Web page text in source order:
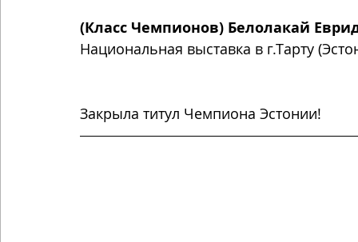
(Класс Чемпионов) Белолакай
Национальная выставка в г.Тарту
Закрыла титул Чемпиона Эстонии!